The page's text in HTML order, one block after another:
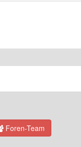
Foren-Team